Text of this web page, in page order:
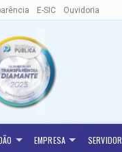
E-SIC Ouvidoria
EMPRESA SERVIDOR